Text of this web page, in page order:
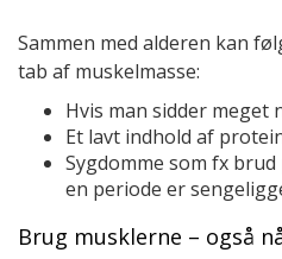
Sammen med alderen kan
tab af muskelmasse:
Hvis man sidder meget
Et lavt indhold af
Sygdomme som fx
en periode er
Brug musklerne – også